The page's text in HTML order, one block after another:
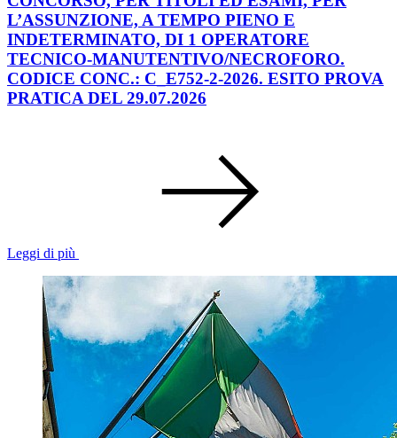
L’ASSUNZIONE, A TEMPO PIENO E
INDETERMINATO, DI 1 OPERATORE
TECNICO-MANUTENTIVO/NECROFORO.
CODICE CONC.: C_E752-2-2026. ESITO PROVA
PRATICA DEL 29.07.2026
Leggi di più